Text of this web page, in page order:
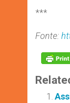
***
Fonte: